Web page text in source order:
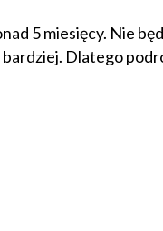
5 miesięcy. Nie
Dlatego